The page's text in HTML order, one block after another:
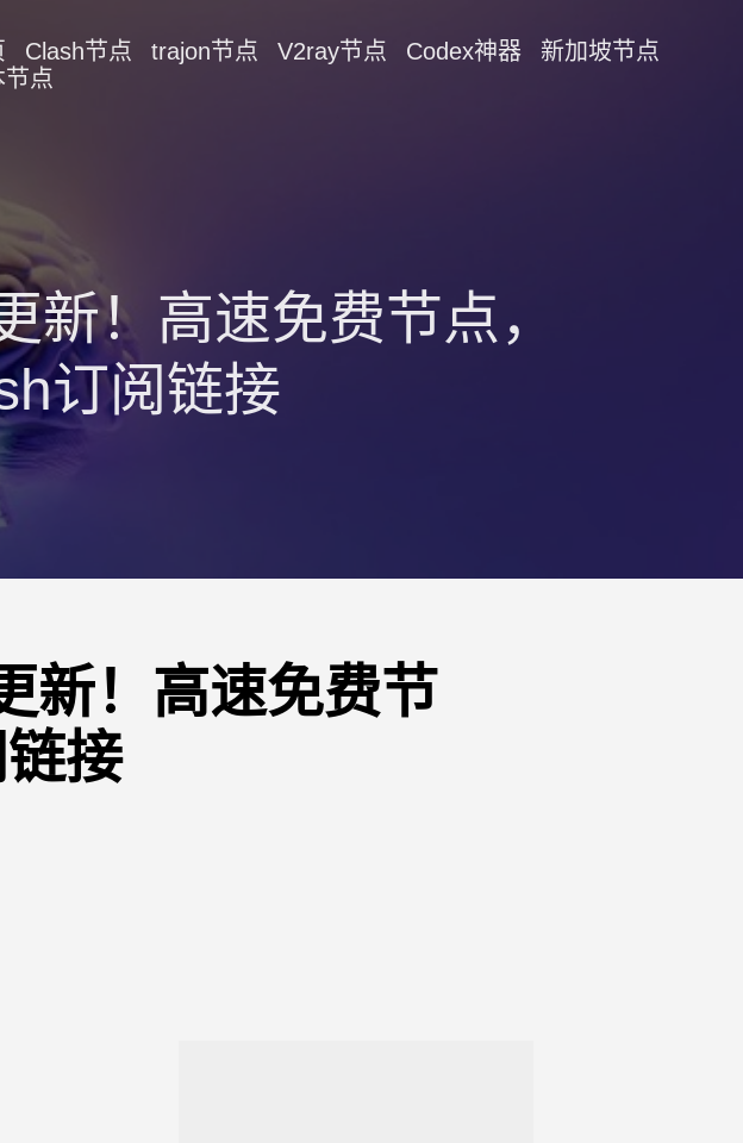
Clash节点 trajon节点 V2ray节点 Codex神器
新加坡节点
节点
新！高速免费节点，
订阅链接
新！高速免费节
接